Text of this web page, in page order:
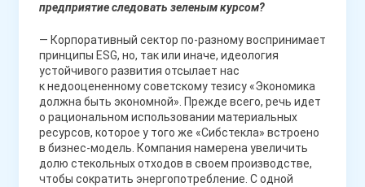
предприятие следовать зеленым курсом?
— Корпоративный сектор по-разному воспринимает
принципы ESG, но, так или иначе, идеология
устойчивого развития отсылает нас
к недооцененному советскому тезису «Экономика
должна быть экономной». Прежде всего, речь идет
о рациональном использовании материальных
ресурсов, которое у того же «Сибстекла» встроено
в бизнес-модель. Компания намерена увеличить
долю стекольных отходов в своем производстве,
чтобы сократить энергопотребление. С одной